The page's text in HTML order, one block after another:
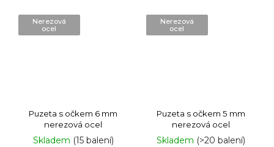
Nerezová
ocel
Puzeta s očkem 6 mm
nerezová ocel
Skladem (15 balení)
Nerezová
ocel
Puzeta s očkem 5 mm
nerezová ocel
Skladem (>20 balení)